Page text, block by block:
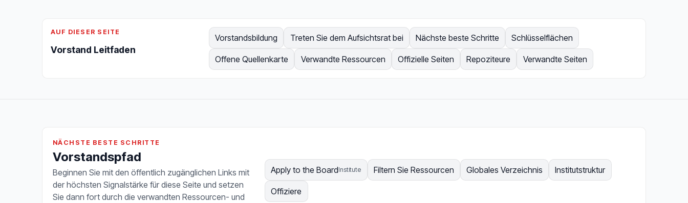
AUF DIESER SEITE
Vorstand Leitfaden
Vorstandsbildung Treten Sie dem Aufsichtsrat bei Nächste beste Schritte Schlüsselflächen
Offene Quellenkarte Verwandte Ressourcen Offizielle Seiten Repoziteure Verwandte Seiten
NÄCHSTE BESTE SCHRITTE
Vorstandspfad
Beginnen Sie mit den öffentlich zugänglichen Links mit
der höchsten Signalstärke für diese Seite und setzen
Sie dann fort durch die verwandten Ressourcen- und
Apply to the BoardInstitute Filtern Sie Ressourcen Globales Verzeichnis Institutstruktur
Offiziere